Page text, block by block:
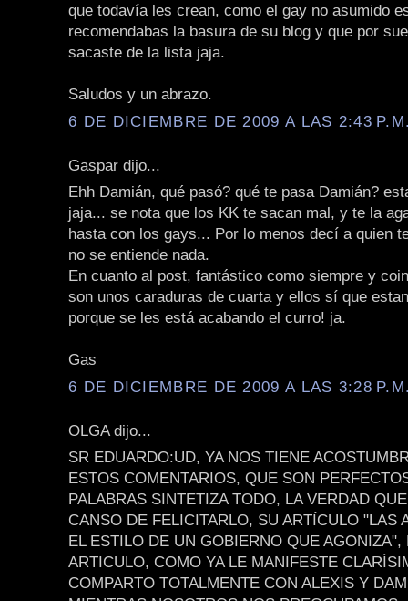
que todavía les crean, como el gay no asumido
recomendabas la basura de su blog y que por
sacaste de la lista jaja.
Saludos y un abrazo.
6 DE DICIEMBRE DE 2009 A LAS 2:43
Gaspar dijo...
Ehh Damián, qué pasó? qué te pasa Damián?
jaja... se nota que los KK te sacan mal, y te la
hasta con los gays... Por lo menos decí a quien
no se entiende nada.
En cuanto al post, fantástico como siempre y
son unos caraduras de cuarta y ellos sí que
porque se les está acabando el curro! ja.
Gas
6 DE DICIEMBRE DE 2009 A LAS 3:28
OLGA dijo...
SR EDUARDO:UD, YA NOS TIENE
ESTOS COMENTARIOS, QUE SON
PALABRAS SINTETIZA TODO, LA VERDAD
CANSO DE FELICITARLO, SU ARTÍCULO "LAS
EL ESTILO DE UN GOBIERNO QUE AGONIZA",
ARTICULO, COMO YA LE MANIFESTE
COMPARTO TOTALMENTE CON ALEXIS Y